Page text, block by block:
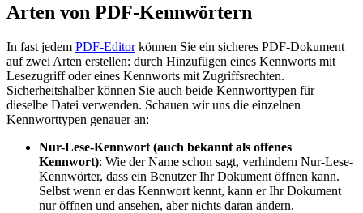
Arten von PDF-Kennwörtern
In fast jedem PDF-Editorkönnen Sie ein sicheres PDF-Dokument
auf zwei Arten erstellen: durch Hinzufügen eines Kennworts mit
Lesezugriff oder eines Kennworts mit Zugriffsrechten.
Sicherheitshalber können Sie auch beide Kennworttypen für
dieselbe Datei verwenden. Schauen wir uns die einzelnen
Kennworttypen genauer an:
Nur-Lese-Kennwort (auch bekannt als offenes
Kennwort): Wie der Name schon sagt, verhindern Nur-Lese-
Kennwörter, dass ein Benutzer Ihr Dokument öffnen kann.
Selbst wenn er das Kennwort kennt, kann er Ihr Dokument
nur öffnen und ansehen, aber nichts daran ändern.